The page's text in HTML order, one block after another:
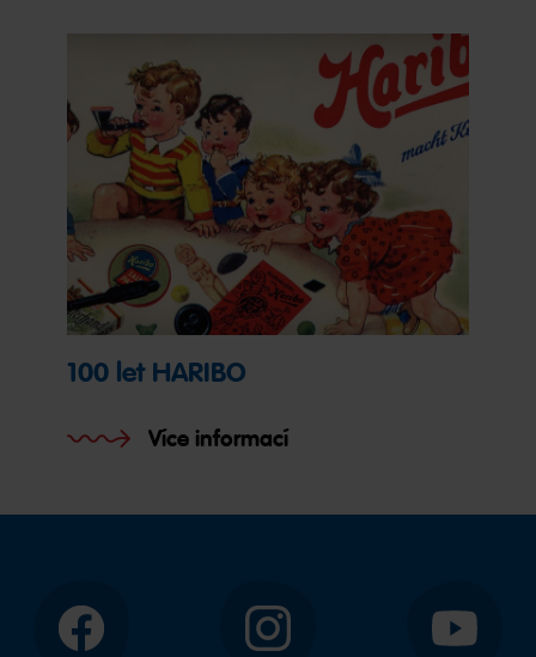
100 let HARIBO
Více informací
Facebook Instagram YouTube